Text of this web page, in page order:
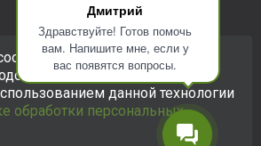
Дмитрий
Здравствуйте! Готов помочь
вам. Напишите мне, если у
вас появятся вопросы.
Сайт https://ksk24.ruсоздан
целях и любая информация
публичной офертой.Политика в
данных
файлы для улучшения
использовать сайт, вы
данной технологии
обработки персональных